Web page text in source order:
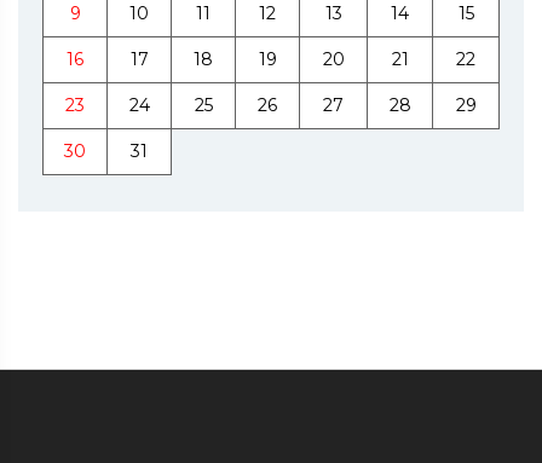
9 10 11 12 13 14 15
16 17 18 19 20 21 22
23 24 25 26 27 28 29
30 31